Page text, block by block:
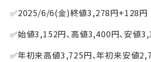
✅2025/6/6(金)終値3,278円+128円
✅始値3,152円、高値3,400円、安値
✅年初来高値3,725円、年初来安値